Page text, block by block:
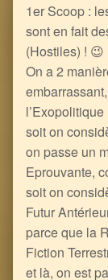
1er Scoop :
sont en fait
(Hostiles) ! 😉
On a 2
l’Exopolitique
soit on
on passe un
Eprouvante,
soit on
Futur
parce que la
Fiction
et là, on est